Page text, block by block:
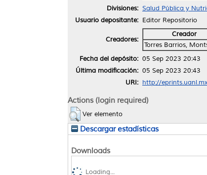
Divisiones: Salud Pública y
Usuario depositante: Editor Repositorio
Creadores:
Creador
Torres Barrios,
Fecha del depósito: 05 Sep 2023 20:43
Última modificación: 05 Sep 2023 20:43
URI: http://
Actions (login required)
Ver elemento
Descargar estadísticas
Downloads
Loading...